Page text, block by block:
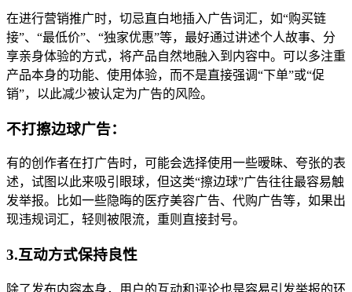
在进行营销推广时，切忌直白地插入广告词汇，如“购买链
接”、“最低价”、“独家优惠”等，最好通过讲述个人故事、分
享亲身体验的方式，将产品自然地融入到内容中。可以多注重
产品本身的功能、使用体验，而不是直接强调“下单”或“促
销”，以此减少被认定为广告的风险。
不打擦边球广告：
有的创作者在打广告时，可能会选择使用一些暧昧、夸张的表
述，试图以此来吸引眼球，但这类“擦边球”广告往往最容易触
发举报。比如一些隐晦的医疗美容广告、代购广告等，如果出
现违规词汇，轻则被限流，重则直接封号。
3.互动方式保持良性
除了发布内容本身，用户的互动和评论也是容易引发举报的环